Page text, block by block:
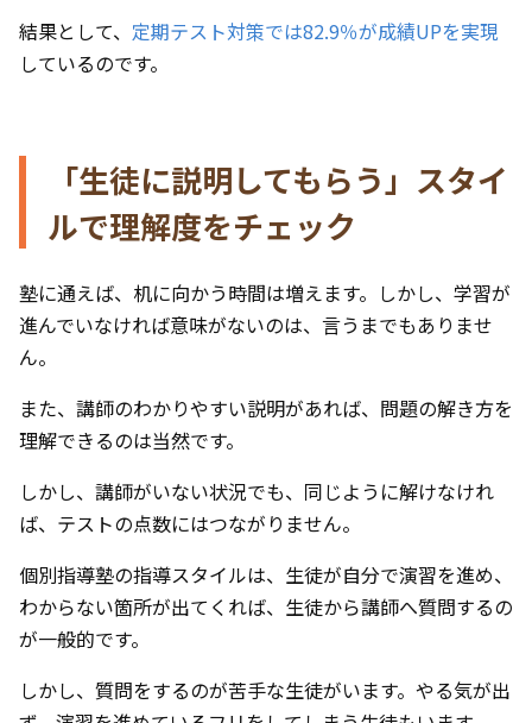
結果として、 定期テスト対策では82.9％が成績UPを実現
しているのです。
「生徒に説明してもらう」スタイ
ルで理解度をチェック
塾に通えば、机に向かう時間は増えます。しかし、学習が
進んでいなければ意味がないのは、言うまでもありませ
ん。
また、講師のわかりやすい説明があれば、問題の解き方を
理解できるのは当然です。
しかし、講師がいない状況でも、同じように解けなけれ
ば、テストの点数にはつながりません。
個別指導塾の指導スタイルは、生徒が自分で演習を進め、
わからない箇所が出てくれば、生徒から講師へ質問するの
が一般的です。
しかし、質問をするのが苦手な生徒がいます。やる気が出